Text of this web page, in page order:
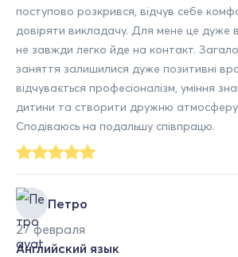
поступово розкрився, відчув себе
довіряти викладачу. Для мене це дуже
не завжди легко йде на контакт.
заняття залишилися дуже позитивні
відчувається професіоналізм, уміння
дитини та створити дружню атмосферу
Сподіваюсь на подальшу співпрацю.
Петро
27 февраля
Английский язык